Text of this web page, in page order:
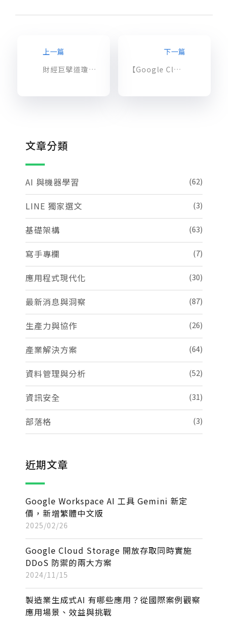
上一篇
財經巨擘道瓊結合 GCP 分析 13 億則新聞數據，即時視覺化揭露重大事件對產業的潛在影響
下一篇
【Google Cloud 成功案例】天瓏書局走出重慶南路、擁抱 GCP！
文章分類
AI 與機器學習 (62)
LINE 獨家選文 (3)
基礎架構 (63)
寫手專欄 (7)
應用程式現代化 (30)
最新消息與洞察 (87)
生產力與協作 (26)
產業解決方案 (64)
資料管理與分析 (52)
資訊安全 (31)
部落格 (3)
近期文章
Google Workspace AI 工具 Gemini 新定
價，新增繁體中文版
2025/02/26
Google Cloud Storage 開放存取同時實施
DDoS 防禦的兩大方案
2024/11/15
製造業生成式AI 有哪些應用？從國際案例觀察
應用場景、效益與挑戰